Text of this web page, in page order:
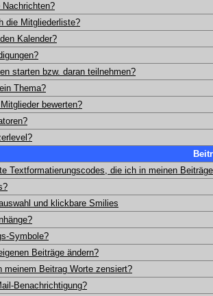
die Mitgliederliste?
Kalender?
starten bzw. daran teilnehmen?
Thema?
bewerten?
Textformatierungscodes, die ich in meinen
und klickbare Smilies
Symbole?
Beiträge ändern?
meinem Beitrag Worte zensiert?
Benachrichtigung?